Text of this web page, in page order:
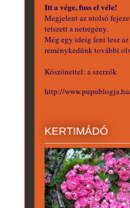
Itt a vége, fuss el véle!
Megjelent az utolsó
tetszett a netregény.
Még egy ideig fent lesz
reménykedünk további
Köszönettel: a szerzők
http://
KERTIMÁDÓ